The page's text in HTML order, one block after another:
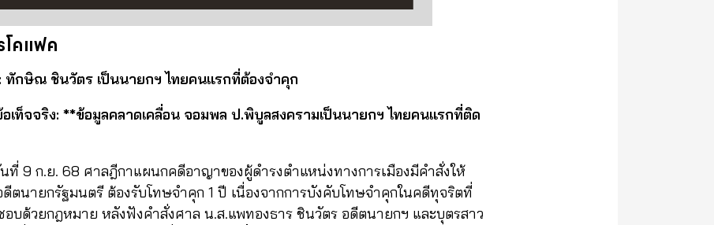
คแฟค
ทักษิณ ชินวัตร เป็นนายกฯ ไทยคนแรกที่ต้องจำคุก
เท็จจริง: **ข้อมูลคลาดเคลื่อน จอมพล ป.พิบูลสงครามเป็นนายกฯ ไทยคนแรกที่ติด
ที่ 9 ก.ย. 68 ศาลฎีกาแผนกคดีอาญาของผู้ดำรงตำแหน่งทางการเมืองมีคำสั่งให้
นายกรัฐมนตรี ต้องรับโทษจำคุก 1 ปี เนื่องจากการบังคับโทษจำคุกในคดีทุจริตที่
อบด้วยกฎหมาย หลังฟังคำสั่งศาล น.ส.แพทองธาร ชินวัตร อดีตนายกฯ และบุตรสาว